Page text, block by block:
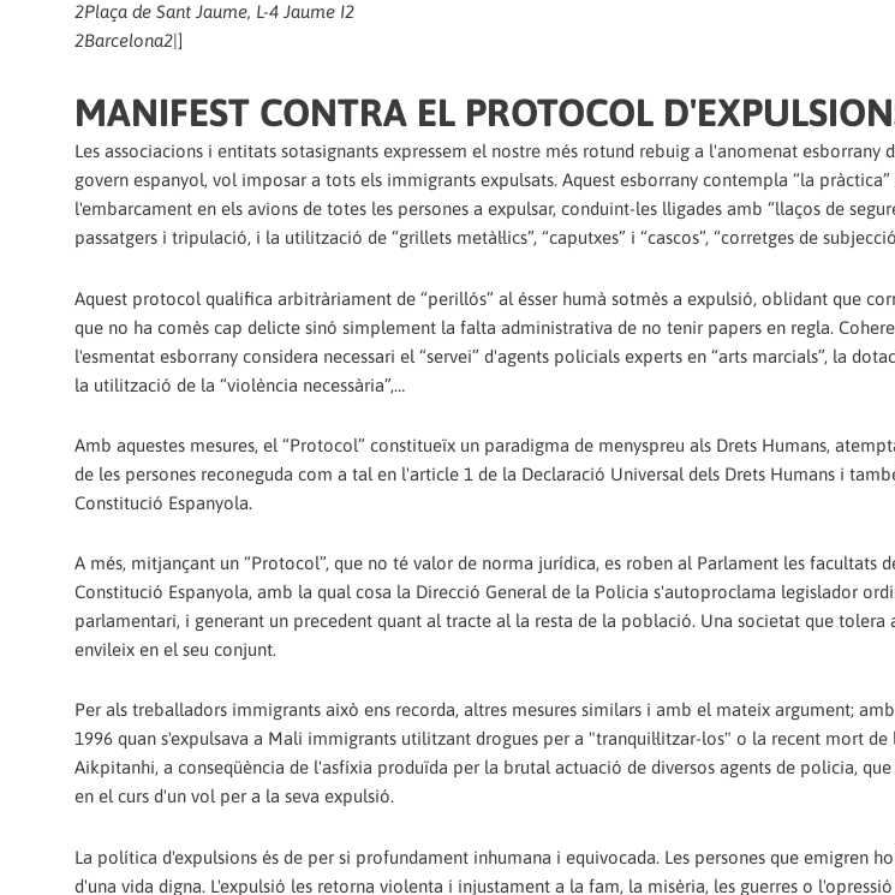
2Plaça de Sant Jaume, L-4 Jaume I2
2Barcelona2|]
MANIFEST CONTRA EL PROTOCOL
Les associacions i entitats sotasignants expressem el nostre més rotund rebuig a l'anomenat esborrany
govern espanyol, vol imposar a tots els immigrants expulsats. Aquest esborrany contempla “la
l'embarcament en els avions de totes les persones a expulsar, conduint-les lligades amb “llaços de
passatgers i tripulació, i la utilització de “grillets metàl·lics”, “caputxes” i “cascos”, “corretges de
Aquest protocol qualifica arbitràriament de “perillós” al ésser humà sotmès a expulsió, oblidant que
que no ha comès cap delicte sinó simplement la falta administrativa de no tenir papers en regla.
l'esmentat esborrany considera necessari el “servei” d'agents policials experts en “arts marcials”, la
la utilització de la “violència necessària”,…
Amb aquestes mesures, el “Protocol” constitueïx un paradigma de menyspreu als Drets Humans,
de les persones reconeguda com a tal en l'article 1 de la Declaració Universal dels Drets Humans i
Constitució Espanyola.
A més, mitjançant un “Protocol”, que no té valor de norma jurídica, es roben al Parlament les facultats
Constitució Espanyola, amb la qual cosa la Direcció General de la Policia s'autoproclama legislador
parlamentari, i generant un precedent quant al tracte al la resta de la població. Una societat que tolera
envileix en el seu conjunt.
Per als treballadors immigrants això ens recorda, altres mesures similars i amb el mateix argument;
1996 quan s'expulsava a Mali immigrants utilitzant drogues per a "tranquil·litzar-los" o la recent mort
Aikpitanhi, a conseqüència de l'asfíxia produïda per la brutal actuació de diversos agents de policia,
en el curs d'un vol per a la seva expulsió.
La política d'expulsions és de per si profundament inhumana i equivocada. Les persones que emigren
d'una vida digna. L'expulsió les retorna violenta i injustament a la fam, la misèria, les guerres o